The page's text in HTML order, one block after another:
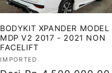
BODYKIT XPANDER MODEL
MDP V2 2017 - 2021 NON
FACELIFT
Vendor:
IMPORTED